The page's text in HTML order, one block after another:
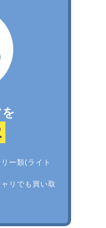
ー類(ライト
リでも買い取